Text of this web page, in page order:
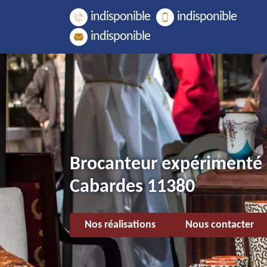
indisponible
indisponible
indisponible
Brocanteur expérimenté
Cabardes 11380
Nos réalisations Nous contacter